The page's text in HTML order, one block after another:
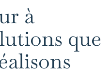
à
que